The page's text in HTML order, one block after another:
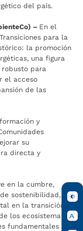
del país.
– En el
para la
la promoción
una figura
robusto para
el acceso
de las
y
su
directa y
en la cumbre,
sostenibilidad,
en la transición
los ecosistemas y
fundamentales